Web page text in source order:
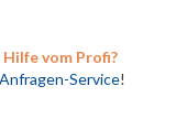
vom Profi?
Anfragen-Service!